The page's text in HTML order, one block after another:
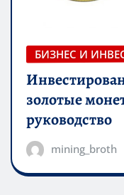
БИЗНЕС И
золотые
руководство
mining_broth